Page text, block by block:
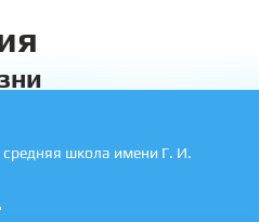
школа имени Г. И.